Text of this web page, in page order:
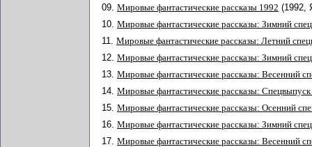
09. Мировые фантастические рассказы 1992 (1992,
10. Мировые фантастические рассказы: Зимний
11. Мировые фантастические рассказы: Летний
12. Мировые фантастические рассказы: Зимний
13. Мировые фантастические рассказы: Весенний
14. Мировые фантастические рассказы: Спецвыпуск
15. Мировые фантастические рассказы: Осенний
16. Мировые фантастические рассказы: Зимний
17. Мировые фантастические рассказы: Весенний